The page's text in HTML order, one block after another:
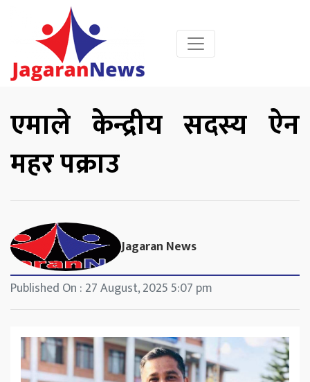
एमाले केन्द्रीय सदस्य ऐन
महर पक्राउ
Jagaran News
Published On : 27 August, 2025 5:07 pm